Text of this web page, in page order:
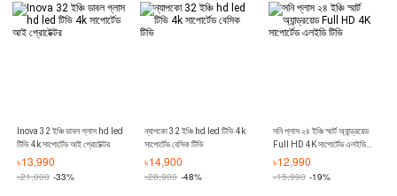
Inova 32 ইঞ্চি ডাবল গ্লাস hd led
টিভি 4k সাপোর্টেড আই প্রোটেক্টর
৳13,990
৳21,000 -33%
ন্যাপকো 32 ইঞ্চি hd led টিভি 4k
সাপোর্টেড বেসিক টিভি
৳14,900
৳28,900 -48%
সনি প্লাস ২৪ ইঞ্চি স্মার্ট অ্যান্ড্রয়েড
Full HD 4K সাপোর্টেড এলইডি
টিভি
৳12,990
৳15,990 -19%